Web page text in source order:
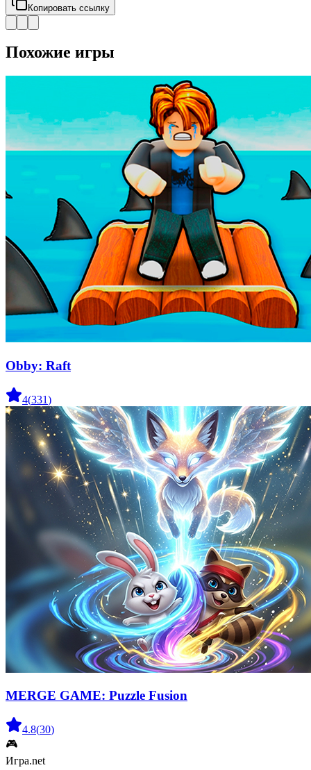
Копировать ссылку
Похожие игры
Obby: Raft
4(331)
MERGE GAME: Puzzle Fusion
4.8(30)
🎮
Игра.net